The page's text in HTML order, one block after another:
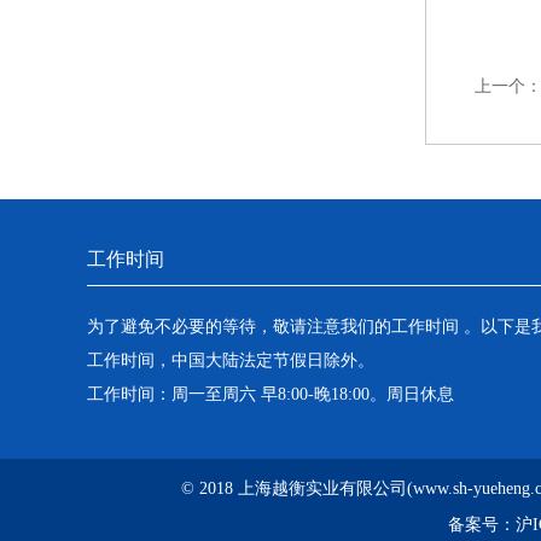
上一个：
工作时间
为了避免不必要的等待，敬请注意我们的工作时间 。以下是
工作时间，中国大陆法定节假日除外。
工作时间：周一至周六 早8:00-晚18:00。周日休息
© 2018 上海越衡实业有限公司(www.sh-
备案号： 沪